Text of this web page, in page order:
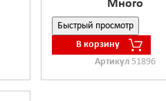
Много
Быстрый просмотр
В корзину
Артикул51896